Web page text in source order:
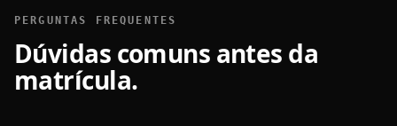
PERGUNTAS FREQUENTES
Dúvidas comuns antes da
matrícula.